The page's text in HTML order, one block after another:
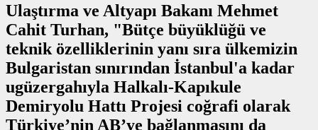
Ulaştırma ve Altyapı Bakanı Mehmet
Cahit Turhan, "Bütçe büyüklüğü ve
teknik özelliklerinin yanı sıra ülkemizin
Bulgaristan sınırından İstanbul'a kadar
ugüzergahıyla Halkalı-Kapıkule
Demiryolu Hattı Projesi coğrafi olarak
Türkiye’nin AB’ye bağlanmasını da